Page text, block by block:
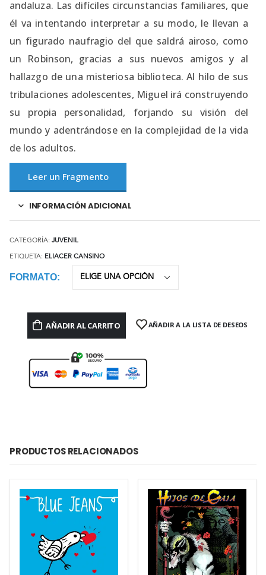
andaluza. Las difíciles circunstancias familiares, que
él va intentando interpretar a su modo, le llevan a
un figurado naufragio del que saldrá airoso, como
un Robinson, gracias a sus nuevos amigos y al
hallazgo de una misteriosa biblioteca. Al hilo de sus
tribulaciones adolescentes, Miguel irá construyendo
su propia personalidad, forjando su visión del
mundo y adentrándose en la complejidad de la vida
de los adultos.
Leer un Fragmento
INFORMACIÓN ADICIONAL
CATEGORÍA: JUVENIL
ETIQUETA: ELIACER CANSINO
FORMATO
AÑADIR AL CARRITO AÑADIR A LA LISTA DE DESEOS
PRODUCTOS RELACIONADOS